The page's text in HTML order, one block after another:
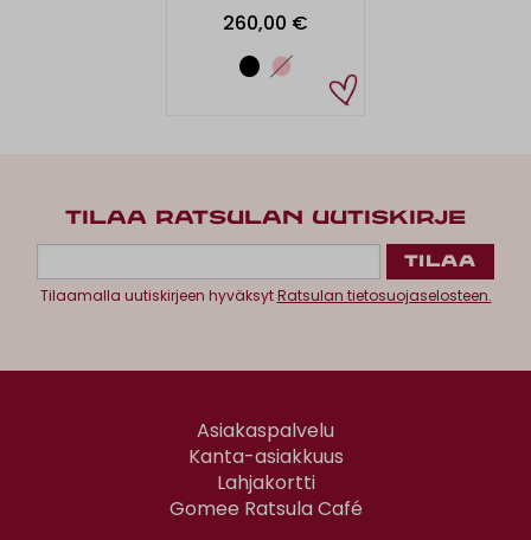
260,00 €
TILAA RATSULAN UUTISKIRJE
Tilaamalla uutiskirjeen hyväksytRatsulan tietosuojaselosteen.
Asiakaspalvelu
Kanta-asiakkuus
Lahjakortti
Gomee Ratsula Café